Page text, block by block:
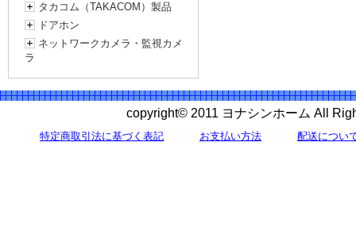
タカコム（TAKACOM）製品
ドアホン
ネットワークカメラ・監視カメ
ラ
copyright© 2011 ヨナシンホーム All
特定商取引法に基づく表記 お支払い方法 配送につい